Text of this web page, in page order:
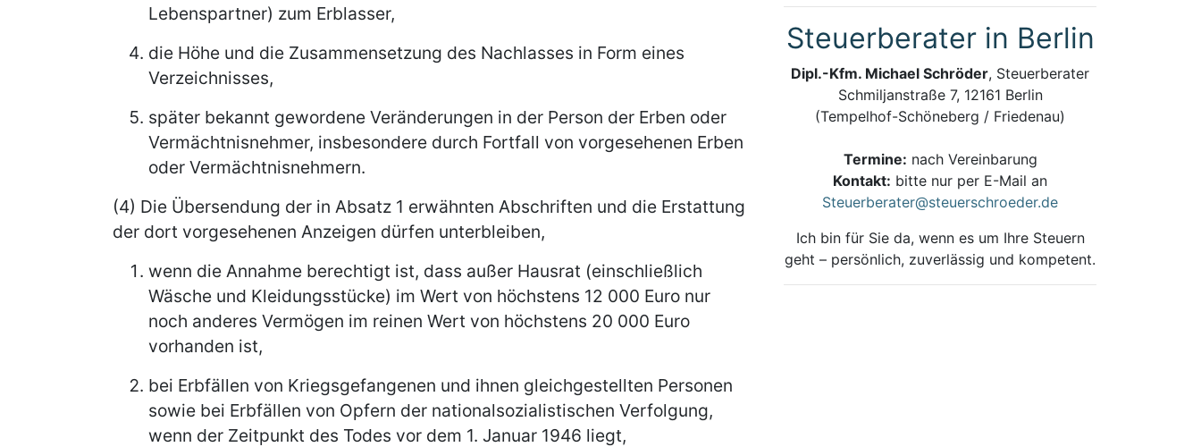
Lebenspartner) zum Erblasser,
die Höhe und die Zusammensetzung des Nachlasses in Form eines
Verzeichnisses,
später bekannt gewordene Veränderungen in der Person der Erben oder
Vermächtnisnehmer, insbesondere durch Fortfall von vorgesehenen Erben
oder Vermächtnisnehmern.
(4) Die Übersendung der in Absatz 1 erwähnten Abschriften und die Erstattung
der dort vorgesehenen Anzeigen dürfen unterbleiben,
wenn die Annahme berechtigt ist, dass außer Hausrat (einschließlich
Wäsche und Kleidungsstücke) im Wert von höchstens 12 000 Euro nur
noch anderes Vermögen im reinen Wert von höchstens 20 000 Euro
vorhanden ist,
bei Erbfällen von Kriegsgefangenen und ihnen gleichgestellten Personen
sowie bei Erbfällen von Opfern der nationalsozialistischen Verfolgung,
wenn der Zeitpunkt des Todes vor dem 1. Januar 1946 liegt,
Steuerberater in Berlin
Dipl.-Kfm. Michael Schröder, Steuerberater
Schmiljanstraße 7, 12161 Berlin
(Tempelhof-Schöneberg / Friedenau)
Termine: nach Vereinbarung
Kontakt: bitte nur per E-Mail an
Steuerberater@steuerschroeder.de
Ich bin für Sie da, wenn es um Ihre Steuern
geht – persönlich, zuverlässig und kompetent.